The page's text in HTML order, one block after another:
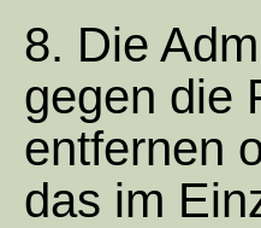
8. Die
gegen die
entfernen
das im